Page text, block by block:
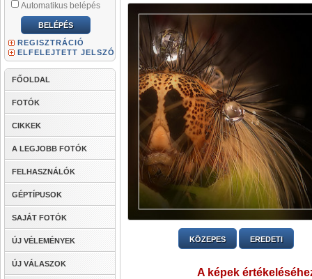
Automatikus belépés
REGISZTRÁCIÓ
ELFELEJTETT JELSZÓ
FŐOLDAL
FOTÓK
CIKKEK
A LEGJOBB FOTÓK
FELHASZNÁLÓK
GÉPTÍPUSOK
SAJÁT FOTÓK
ÚJ VÉLEMÉNYEK
ÚJ VÁLASZOK
KÖZEPES EREDETI
A képek